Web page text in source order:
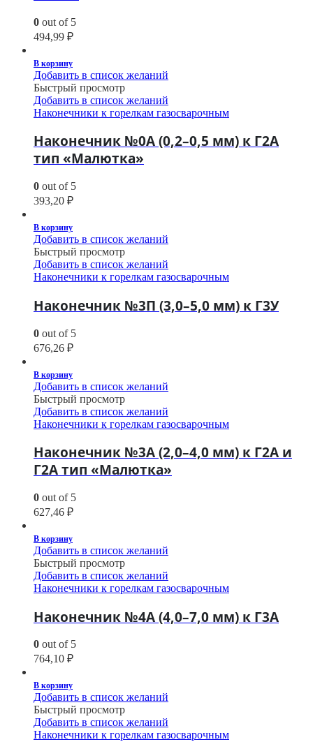
0 out of 5
494,99 ₽
В корзину
Добавить в список желаний
Быстрый просмотр
Добавить в список желаний
Наконечники к горелкам газосварочным
Наконечник №0А (0,2–0,5 мм) к Г2А
тип «Малютка»
0 out of 5
393,20 ₽
В корзину
Добавить в список желаний
Быстрый просмотр
Добавить в список желаний
Наконечники к горелкам газосварочным
Наконечник №3П (3,0–5,0 мм) к Г3У
0 out of 5
676,26 ₽
В корзину
Добавить в список желаний
Быстрый просмотр
Добавить в список желаний
Наконечники к горелкам газосварочным
Наконечник №3А (2,0–4,0 мм) к Г2А и
Г2А тип «Малютка»
0 out of 5
627,46 ₽
В корзину
Добавить в список желаний
Быстрый просмотр
Добавить в список желаний
Наконечники к горелкам газосварочным
Наконечник №4А (4,0–7,0 мм) к Г3А
0 out of 5
764,10 ₽
В корзину
Добавить в список желаний
Быстрый просмотр
Добавить в список желаний
Наконечники к горелкам газосварочным